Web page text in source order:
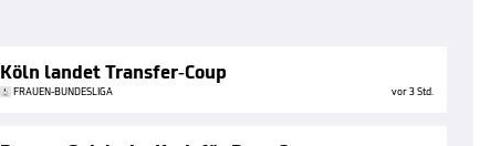
Köln landet Transfer-Coup
FRAUEN-BUNDESLIGA vor 3 Std.